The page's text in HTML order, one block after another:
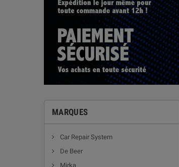
MARQUES
Car Repair System
De Beer
Mirka